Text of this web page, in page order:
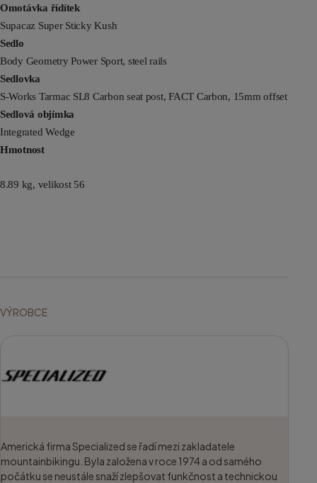
Omotávka řídítek
Supacaz Super Sticky Kush
Sedlo
Body Geometry Power Sport, steel rails
Sedlovka
S-Works Tarmac SL8 Carbon seat post, FACT Carbon, 15mm offset
Sedlová objímka
Integrated Wedge
Hmotnost
8.89 kg, velikost 56
VÝROBCE
Americká firma Specialized se řadí mezi zakladatele
mountainbikingu. Byla založena v roce 1974 a od samého
počátku se neustále snaží zlepšovat funkčnost a technickou